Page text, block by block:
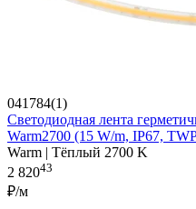
041784(1)
Светодиодная лента
Warm2700 (15 W/m, IP67,
Warm | Тёплый 2700 K
2 82043
₽/м